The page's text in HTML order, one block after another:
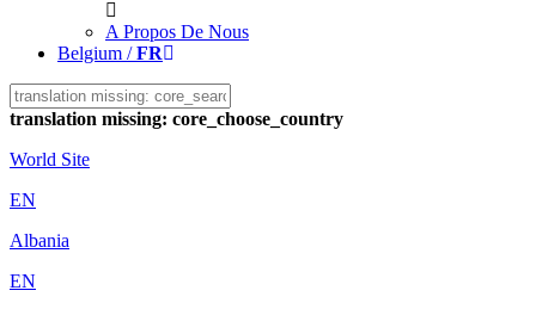
A Propos De Nous
Belgium /FR
translation missing: core_choose_country
World Site
EN
Albania
EN